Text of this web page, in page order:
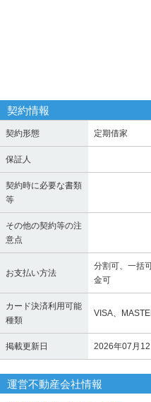
契約情報
契約形態 定期借家
保証人
契約時に必要な書類
等
その他の契約等の注
意点
お支払い方法
分割可、一括
金可
カード決済利用可能
種類
VISA、
掲載更新日 2026年07月12
運営不動産会社情報